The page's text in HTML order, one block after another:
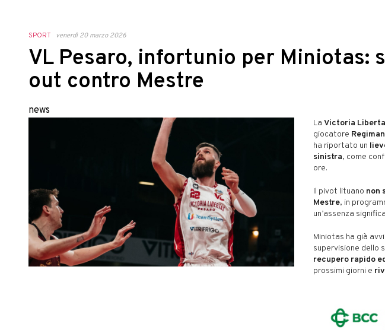
SPORT venerdì 20 marzo 2026
VL Pesaro, infortunio per Miniotas:
out contro Mestre
news
La Victoria
giocatore
ha riportato un
sinistra, come
ore.
Il pivot lituano non
Mestre, in
un’assenza
Miniotas ha già
supervisione dello
recupero rapido
prossimi giorni e